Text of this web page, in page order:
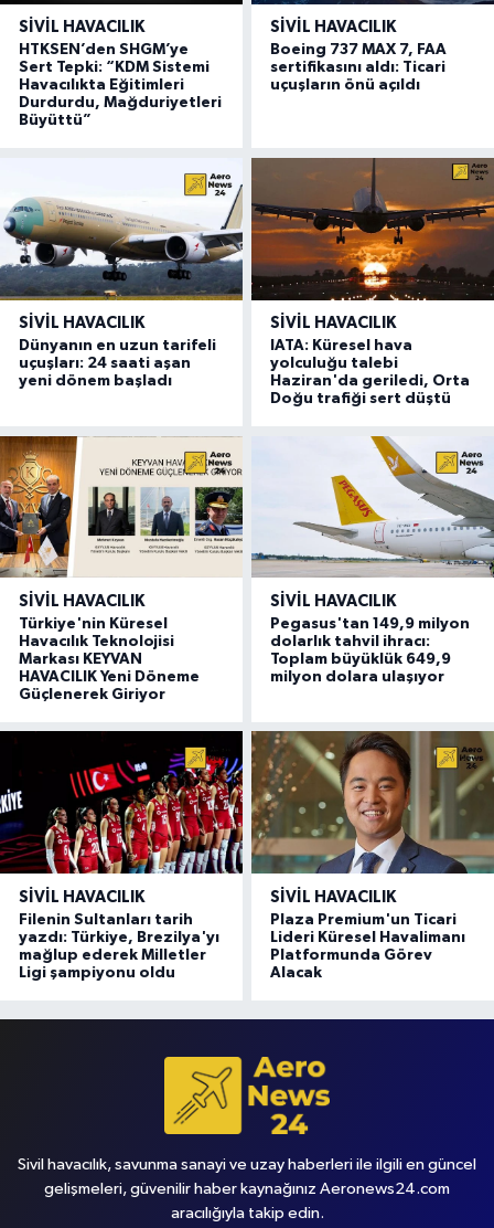
SIVIL HAVACILIK
HTKSEN’den SHGM’ye
Sert Tepki: “KDM Sistemi
Havacılıkta Eğitimleri
Durdurdu, Mağduriyetleri
Büyüttü”
SIVIL HAVACILIK
Boeing 737 MAX 7, FAA
sertifikasını aldı: Ticari
uçuşların önü açıldı
SIVIL HAVACILIK
Dünyanın en uzun tarifeli
uçuşları: 24 saati aşan
yeni dönem başladı
SIVIL HAVACILIK
IATA: Küresel hava
yolculuğu talebi
Haziran'da geriledi, Orta
Doğu trafiği sert düştü
SIVIL HAVACILIK
Türkiye'nin Küresel
Havacılık Teknolojisi
Markası KEYVAN
HAVACILIK Yeni Döneme
Güçlenerek Giriyor
SIVIL HAVACILIK
Pegasus'tan 149,9 milyon
dolarlık tahvil ihracı:
Toplam büyüklük 649,9
milyon dolara ulaşıyor
SIVIL HAVACILIK
Filenin Sultanları tarih
yazdı: Türkiye, Brezilya'yı
mağlup ederek Milletler
Ligi şampiyonu oldu
SIVIL HAVACILIK
Plaza Premium'un Ticari
Lideri Küresel Havalimanı
Platformunda Görev
Alacak
Sivil havacılık, savunma sanayi ve uzay haberleri ile ilgili en güncel
gelişmeleri, güvenilir haber kaynağınız Aeronews24.com
aracılığıyla takip edin.